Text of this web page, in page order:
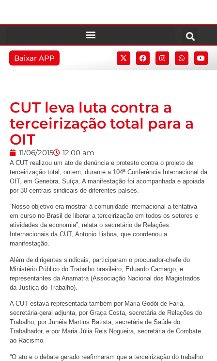
Baixar APP
CUT leva luta contra a
terceirização total para a
OIT
11/06/2015 12:00 am
A CUT realizou um ato de denúncia e protesto contra o projeto de
terceirização total, ontem, durante a 104ª Conferência Internacional da
OIT, em Genebra, Suíça. A manifestação foi acompanhada e apoiada
por 30 centrais sindicais de diferentes países.
“Nosso objetivo era mostrar à comunidade internacional a tentativa
em curso no Brasil de liberar a terceirização em todos os setores e
atividades da economia”, relata o secretário de Relações
Internacionais da CUT, Antonio Lisboa, que coordenou a
manifestação.
Além de dirigentes sindicais, participaram o procurador-chefe do
Ministério Público do Trabalho brasileiro, Eduardo Camargo, e
representantes da Anamatra (Associação Nacional dos Magistrados
da Justiça do Trabalho).
A CUT estava representada também por Maria Godói de Faria,
secretária-geral adjunta, por Graça Costa, secretária de Relações do
Trabalho, por Junéia Martins Batista, secretária de Saúde do
Trabalhador, e por Maria Júlia Reis Nogueira, secretária de Combate
ao Racismo.
“O ato e o debate gerado reafirmaram que a terceirização do trabalho